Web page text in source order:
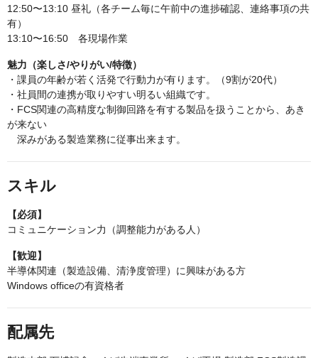
12:50〜13:10 昼礼（各チーム毎に午前中の進捗確認、連絡事項の共
有）
13:10〜16:50 各現場作業
魅力（楽しさ/やりがい/特徴）
・課員の年齢が若く活発で行動力が有ります。（9割が20代）
・社員間の連携が取りやすい明るい組織です。
・FCS関連の高精度な制御回路を有する製品を扱うことから、あき
が来ない
深みがある製造業務に従事出来ます。
スキル
【必須】
コミュニケーション力（調整能力がある人）
【歓迎】
半導体関連（製造設備、清浄度管理）に興味がある方
Windows officeの有資格者
配属先